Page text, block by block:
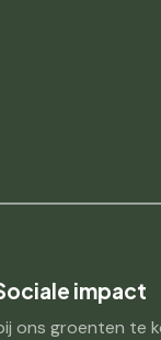
impact
ons groenten te